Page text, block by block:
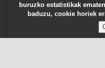
buruzko estatistikak
baduzu, cookie horiek